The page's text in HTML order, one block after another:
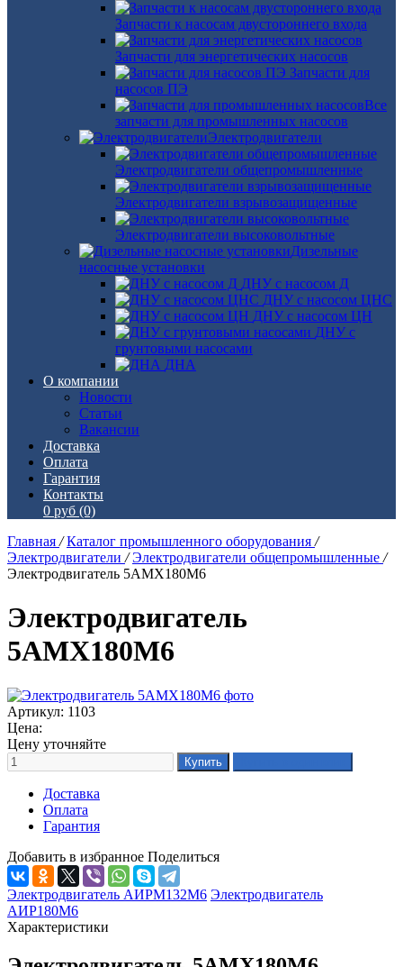
Запчасти к насосам двустороннего входа
Запчасти для энергетических насосов
Запчасти для
насосов ПЭ
Все
запчасти для промышленных насосов
Электродвигатели
Электродвигатели общепромышленные
Электродвигатели взрывозащищенные
Электродвигатели высоковольтные
Дизельные
насосные установки
ДНУ с насосом Д
ДНУ с насосом ЦНС
ДНУ с насосом ЦН
ДНУ с
грунтовыми насосами
ДНА
О компании
Новости
Статьи
Вакансии
Доставка
Оплата
Гарантия
Контакты
0 руб (0)
Главная / Каталог промышленного оборудования /
Электродвигатели / Электродвигатели общепромышленные /
Электродвигатель 5АМХ180М6
Электродвигатель
5АМХ180М6
Артикул: 1103
Цена:
Цену уточняйте
Доставка
Оплата
Гарантия
Добавить в избранное Поделиться
Электродвигатель АИРМ132М6 Электродвигатель
АИР180М6
Характеристики